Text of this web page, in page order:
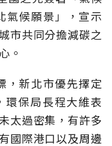
氣候願景」，宣示
市共同分擔減碳之
。
，新北市優先擇定
環保局長程大維表
太過密集，有許多
國際港口以及周邊